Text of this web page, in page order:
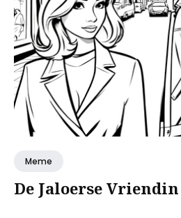
Meme
De Jaloerse